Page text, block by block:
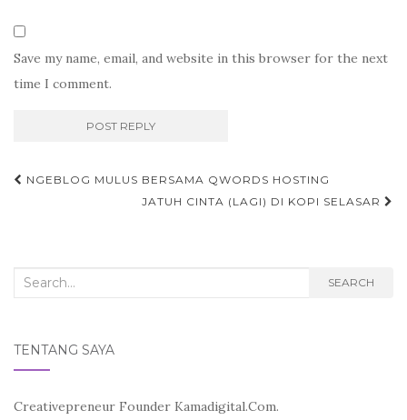
Save my name, email, and website in this browser for the next
time I comment.
Post
navigation
NGEBLOG MULUS BERSAMA QWORDS HOSTING
JATUH CINTA (LAGI) DI KOPI SELASAR
Search
SEARCH
TENTANG SAYA
Creativepreneur Founder Kamadigital.Com.